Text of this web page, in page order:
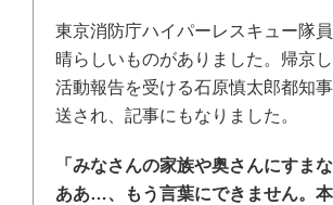
東京消防庁ハイパーレスキュー隊
晴らしいものがありました。帰京
活動報告を受ける石原慎太郎都知
送され、記事にもなりました。
「みなさんの家族や奥さんにすまな
ああ…、もう言葉にできません。